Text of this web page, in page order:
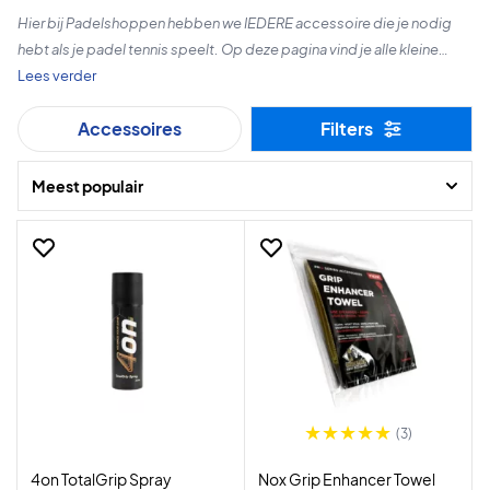
Hier bij Padelshoppen hebben we IEDERE accessoire die je nodig
hebt als je padel tennis speelt. Op deze pagina vind je alle kleine
dingen die je nodig hebt. We hebben sporttape, grippoeder en nog
Gelukkig winkelen!
Lees verder
Accessoires Filters
Meest populair
4on TotalGrip Spray
(3)
Nox Grip Enhancer Towel